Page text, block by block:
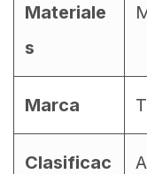
Materiale
s
Marca
Clasificac